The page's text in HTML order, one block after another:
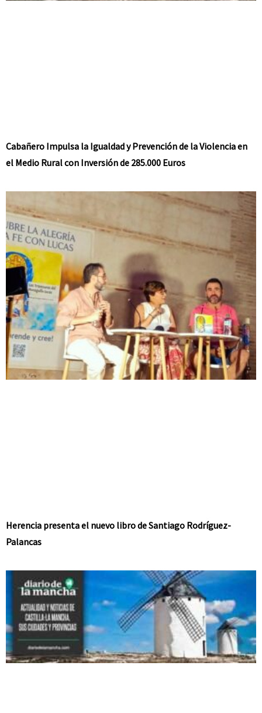
Cabañero Impulsa la Igualdad y Prevención de la Violencia en
el Medio Rural con Inversión de 285.000 Euros
Herencia presenta el nuevo libro de Santiago Rodríguez-
Palancas